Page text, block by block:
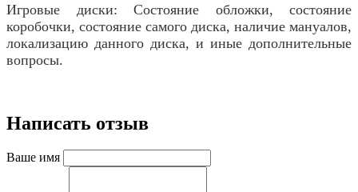
Игровые диски: Состояние обложки, состояние
коробочки, состояние самого диска, наличие мануалов,
локализацию данного диска, и иные дополнительные
вопросы.
Написать отзыв
Ваше имя